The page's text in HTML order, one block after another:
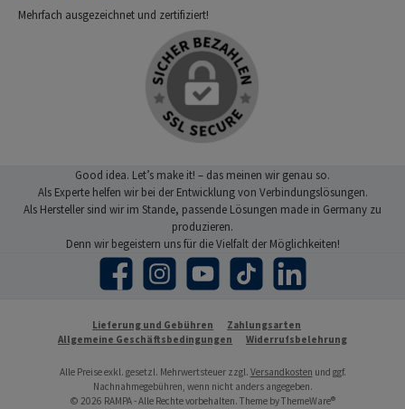
Mehrfach ausgezeichnet und zertifiziert!
Good idea. Let’s make it! – das meinen wir genau so.
Als Experte helfen wir bei der Entwicklung von Verbindungslösungen.
Als Hersteller sind wir im Stande, passende Lösungen made in Germany zu
produzieren.
Denn wir begeistern uns für die Vielfalt der Möglichkeiten!
Facebook Instagram YouTube TikTok LinkedIn
Lieferung und Gebühren
Zahlungsarten
Allgemeine Geschäftsbedingungen
Widerrufsbelehrung
Alle Preise exkl. gesetzl. Mehrwertsteuer zzgl. Versandkosten und ggf.
Nachnahmegebühren, wenn nicht anders angegeben.
© 2026 RAMPA - Alle Rechte vorbehalten. Theme byThemeWare®